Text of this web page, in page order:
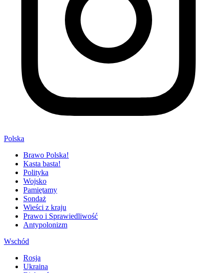
Polska
Brawo Polska!
Kasta basta!
Polityka
Wojsko
Pamiętamy
Sondaż
Wieści z kraju
Prawo i Sprawiedliwość
Antypolonizm
Wschód
Rosja
Ukraina